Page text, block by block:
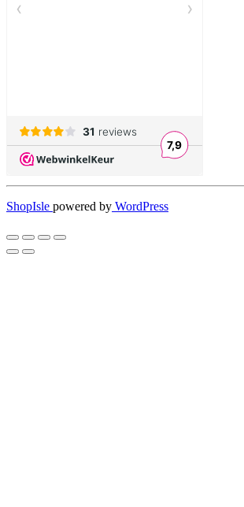
ShopIsle powered by WordPress